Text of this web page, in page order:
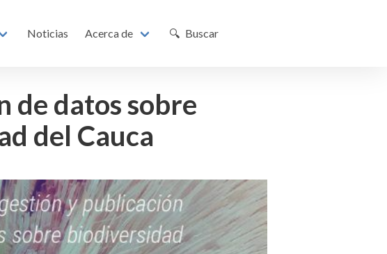
Noticias Acerca de 🔍 Buscar
de datos sobre
del Cauca